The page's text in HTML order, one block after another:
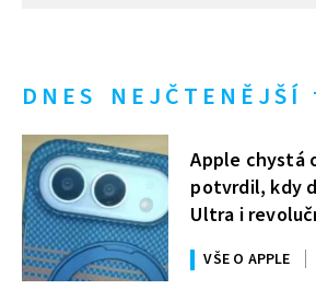
DNES NEJČTENĚJŠÍ
Apple chystá
potvrdil, kdy
Ultra i
VŠE O APPLE